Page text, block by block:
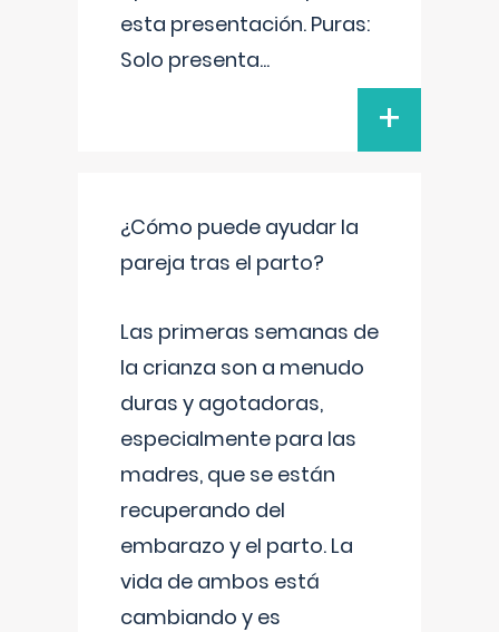
esta presentación. Puras:
Solo presenta...
+
¿Cómo puede ayudar la
pareja tras el parto?
Las primeras semanas de
la crianza son a menudo
duras y agotadoras,
especialmente para las
madres, que se están
recuperando del
embarazo y el parto. La
vida de ambos está
cambiando y es